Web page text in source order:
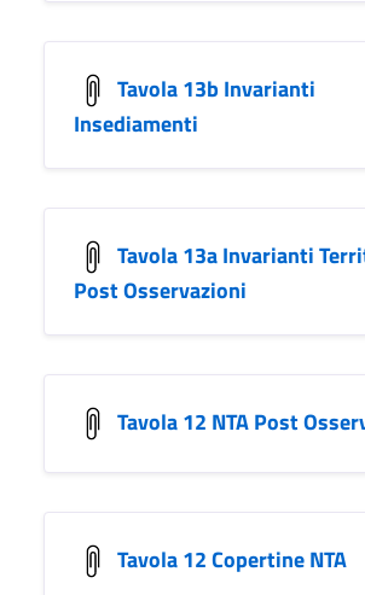
Tavola 13b Invarianti
Insediamenti
Tavola 13a Invarianti
Post Osservazioni
Tavola 12 NTA Post
Tavola 12 Copertine NTA